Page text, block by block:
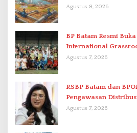
Antar-IPAM
Agustus 8, 2026
BP Batam Resmi
International
di Stadion
Agustus 7, 2026
RSBP Batam dan
Pengawasan
Kefarmasian
Agustus 7, 2026